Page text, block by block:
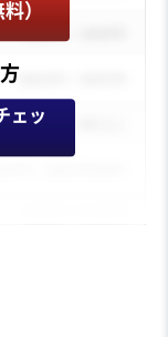
）
ェッ